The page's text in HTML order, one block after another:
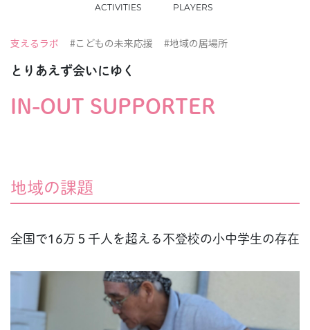
ACTIVITIES PLAYERS
支えるラボ #こどもの未来応援 #地域の居場所
とりあえず会いにゆく
IN-OUT SUPPORTER
地域の課題
全国で16万５千人を超える不登校の小中学生の存在